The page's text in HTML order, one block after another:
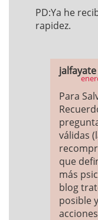
PD:Ya he
rapidez.
jalfayate
Para
válidas
que
más
blog
posible